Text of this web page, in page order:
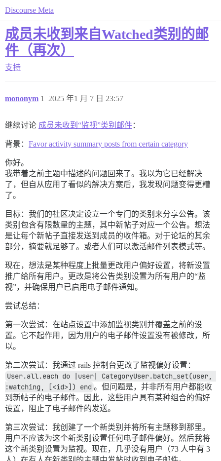
Discourse Meta
成员未收到来自Watched类别的邮
件（再次）
支持
mononym 2025 年1 月 7 日 23:57
1
继续讨论 成员未收到“监视”类别邮件：
背景： Favor activity summary posts from certain category
你好。
我带着之前主题中描述的问题回来了。我以为它已经解决
了，但自从应用了看似的解决方案后，我发现问题变得更糟
了。
目标：我们的社区决定设立一个专门的类别来分享公告。该
类别包含有限数量的主题，其中新帖子对应一个公告。想法
是让每个新帖子直接发送到成员的收件箱。对于论坛的其余
部分，摘要就足够了。或者人们可以激活邮件列表模式等。
现在，想法是某种程度上批量更改用户偏好设置，将新设置
推广给所有用户。更改是将公告类别设置为所有用户的“监
视”，并确保用户已启用电子邮件通知。
尝试总结：
第一次尝试：在站点设置中添加监视类别并覆盖之前的设
置。它不起作用，因为用户的电子邮件设置没有被修改，所
以。
第二次尝试：我通过 rails 控制台更改了监视偏好设置：
User.all.each do |user| CategoryUser.batch_set(user,
:watching, [<id>]) end 。但问题是，并非所有用户都能收
到新帖子的电子邮件。因此，这些用户具有某种组合的偏好
设置，阻止了电子邮件的发送。
第三次尝试：我创建了一个新类别并将所有主题移到那里。
用户不应该为这个新类别设置任何电子邮件偏好。然后我将
这个新类别设置为监视。现在，几乎没有用户（73 人中有 3